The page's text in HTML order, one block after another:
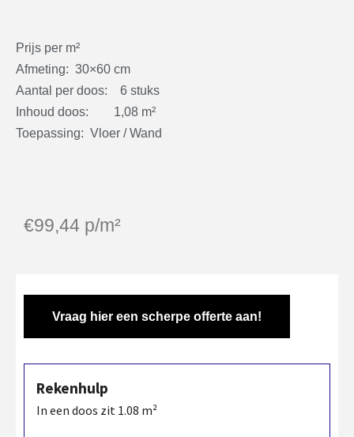
Prijs per m²
Afmeting: 30×60 cm
Aantal per doos: 6 stuks
Inhoud doos: 1,08 m²
Toepassing: Vloer / Wand
€99,44 p/m²
Vraag hier een scherpe offerte aan!
Rekenhulp
In een doos zit 1.08 m²